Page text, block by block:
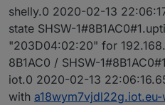
shelly.0 2020-02-13
state SHSW-
"203D04:02:20" for
8B1AC0 / SHSW-
iot.0 2020-02-13
with